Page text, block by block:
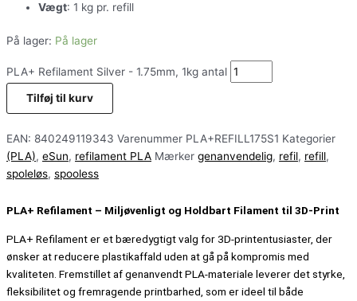
Vægt: 1 kg pr. refill
På lager: På lager
PLA+ Refilament Silver - 1.75mm, 1kg antal
Tilføj til kurv
EAN: 840249119343 Varenummer PLA+REFILL175S1 Kategorier
(PLA), eSun, refilament PLA Mærker genanvendelig, refil, refill,
spoleløs, spooless
PLA+ Refilament – Miljøvenligt og Holdbart Filament til 3D-Print
PLA+ Refilament er et bæredygtigt valg for 3D-printentusiaster, der
ønsker at reducere plastikaffald uden at gå på kompromis med
kvaliteten. Fremstillet af genanvendt PLA-materiale leverer det styrke,
fleksibilitet og fremragende printbarhed, som er ideel til både